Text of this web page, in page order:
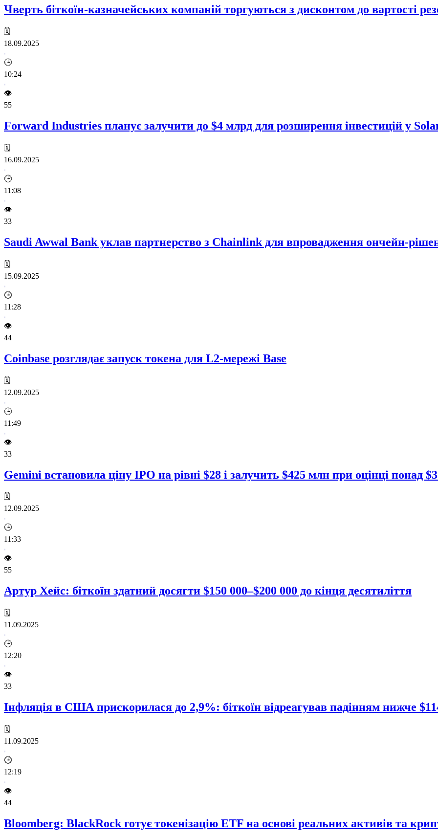
Чверть біткоїн-казначейських компаній торгуються з дисконтом до вартості
🗓️
18.09.2025
🕒
10:24
👁️
55
Forward Industries планує залучити до $4 млрд для розширення інвестицій у
🗓️
16.09.2025
🕒
11:08
👁️
33
Saudi Awwal Bank уклав партнерство з Chainlink для впровадження ончейн-
🗓️
15.09.2025
🕒
11:28
👁️
44
Coinbase розглядає запуск токена для L2-мережі Base
🗓️
12.09.2025
🕒
11:49
👁️
33
Gemini встановила ціну IPO на рівні $28 і залучить $425 млн при оцінці понад
🗓️
12.09.2025
🕒
11:33
👁️
55
Артур Хейс: біткоїн здатний досягти $150 000–$200 000 до кінця десятиліття
🗓️
11.09.2025
🕒
12:20
👁️
33
Інфляція в США прискорилася до 2,9%: біткоїн відреагував падінням нижче
🗓️
11.09.2025
🕒
12:19
👁️
44
Bloomberg: BlackRock готує токенізацію ETF на основі реальних активів та